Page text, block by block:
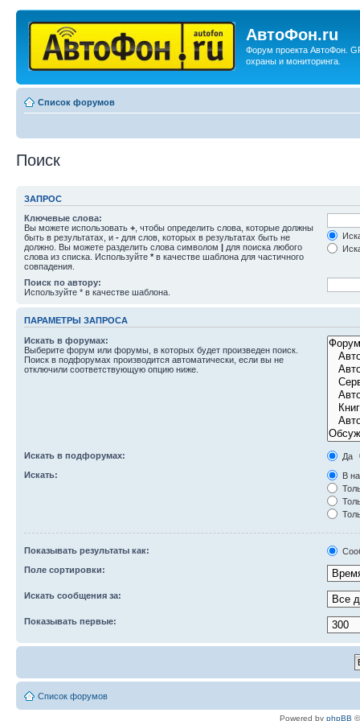
АвтоФон.ru
Форум проекта АвтоФон.
охраны и мониторинга.
Список форумов
Поиск
ЗАПРОС
Ключевые слова:
Вы можете использовать + , чтобы определить слова, которые должны
быть в результатах, и - для слов, которых в результатах быть не
должно. Вы можете разделить слова символом | для поиска любого
слова из списка. Используйте * в качестве шаблона для частичного
совпадения.
Поиск по автору:
Используйте * в качестве шаблона.
ПАРАМЕТРЫ ЗАПРОСА
Искать в форумах:
Выберите форум или форумы, в которых будет произведен поиск.
Поиск в подфорумах производится автоматически, если вы не
отключили соответствующую опцию ниже.
Искать в подфорумах:
Да
Искать:
В
Показывать результаты как:
Поле сортировки:
Искать сообщения за:
Показывать первые:
Список форумов
Powered by phpBB